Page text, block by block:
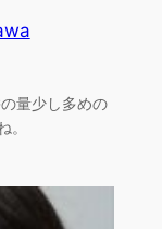
量少し多めの
。